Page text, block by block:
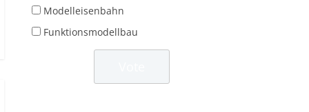
Modelleisenbahn
Funktionsmodellbau